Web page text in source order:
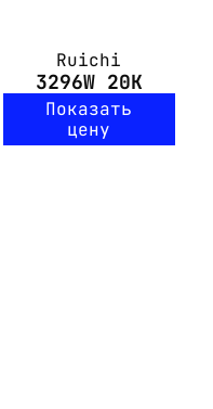
Ruichi
3296W 20K
Показать
цену